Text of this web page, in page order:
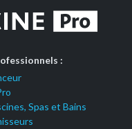
:
Spas et Bains